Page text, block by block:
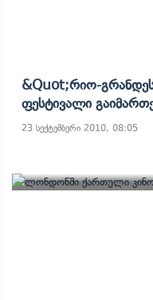
&quot;რიო-
Ფესტივალი
23 სექტემბერი 2010, 08:05